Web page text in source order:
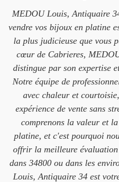
MEDOU Louis, Antiquaire
vendre vos bijoux en platine
la plus judicieuse que vous
cœur de Cabrieres,
distingue par son expertise
Notre équipe de
avec chaleur et
expérience de vente sans
comprenons la valeur et
platine, et c'est pourquoi
offrir la meilleure évaluation
dans 34800 ou dans les
Louis, Antiquaire 34 est